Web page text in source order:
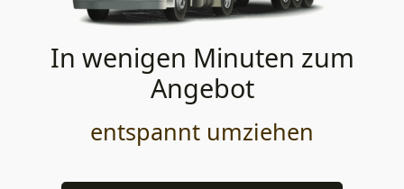
In wenigen Minuten zum
Angebot
entspannt umziehen